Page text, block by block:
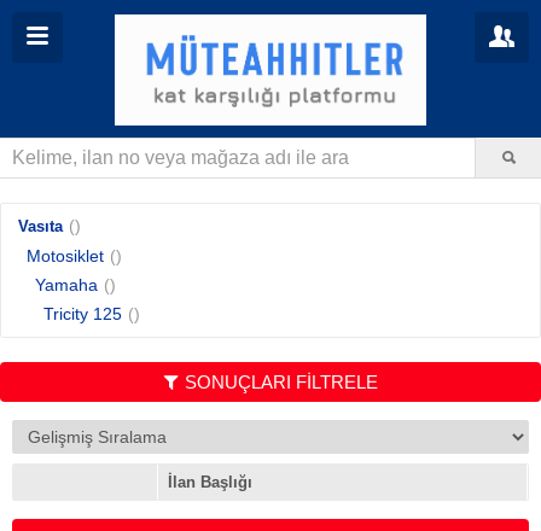
Vasıta ()
Motosiklet ()
Yamaha ()
Tricity 125 ()
SONUÇLARI FİLTRELE
İlan Başlığı